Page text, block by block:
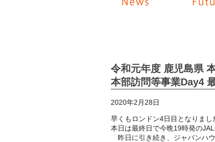
令和元年度 鹿児島県
本部訪問等事業Day4
2020年2月28日
早くもロンドン4日目となりまし
本日は最終日で今晩19時発の
昨日に引き続き、ジャパンハ